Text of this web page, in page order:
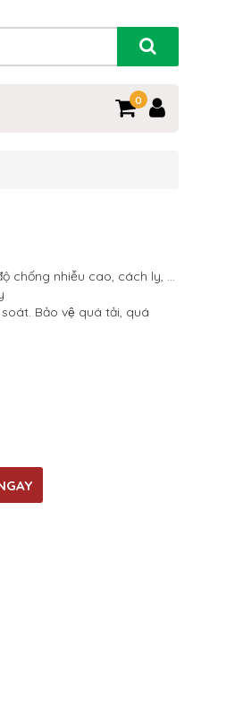
0
chống nhiễu cao, cách ly, …
Bảo vệ quá tải, quá